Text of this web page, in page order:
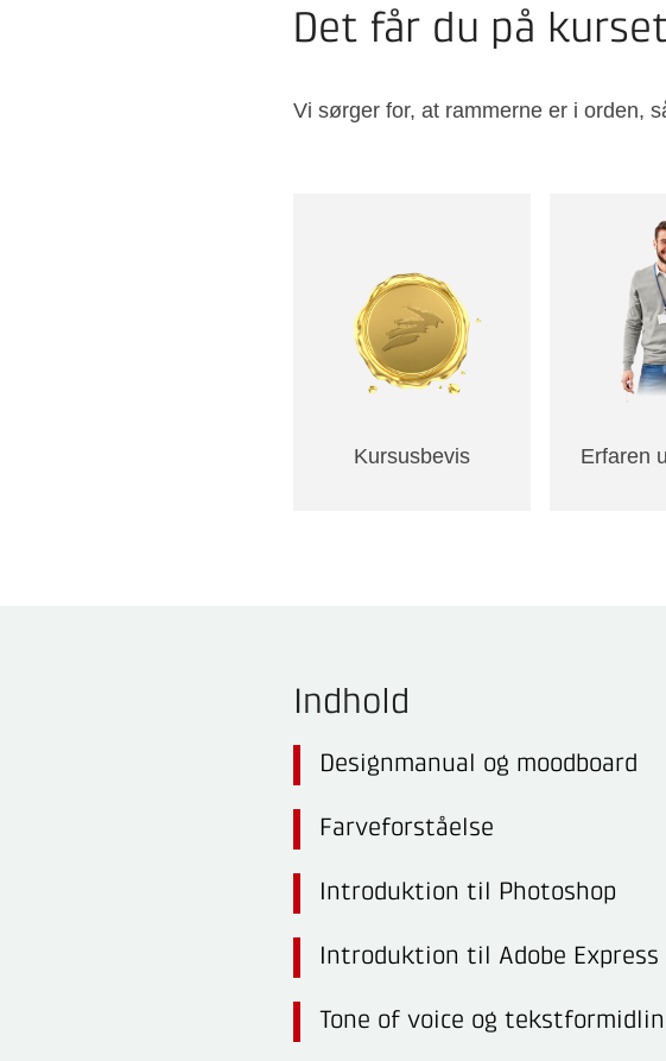
Det får du på
Vi sørger for, at rammerne er i orden,
Kursusbevis Erfaren
Indhold
Designmanual og moodboard
Farveforståelse
Introduktion til Photoshop
Introduktion til Adobe Express
Tone of voice og